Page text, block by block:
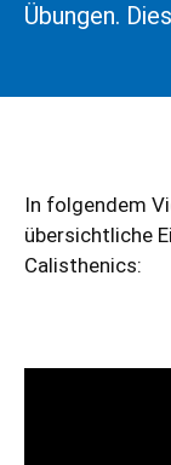
Übungen.
In folgendem
übersichtliche
Calisthenics: